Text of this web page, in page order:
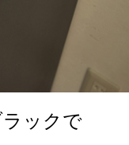
ックで